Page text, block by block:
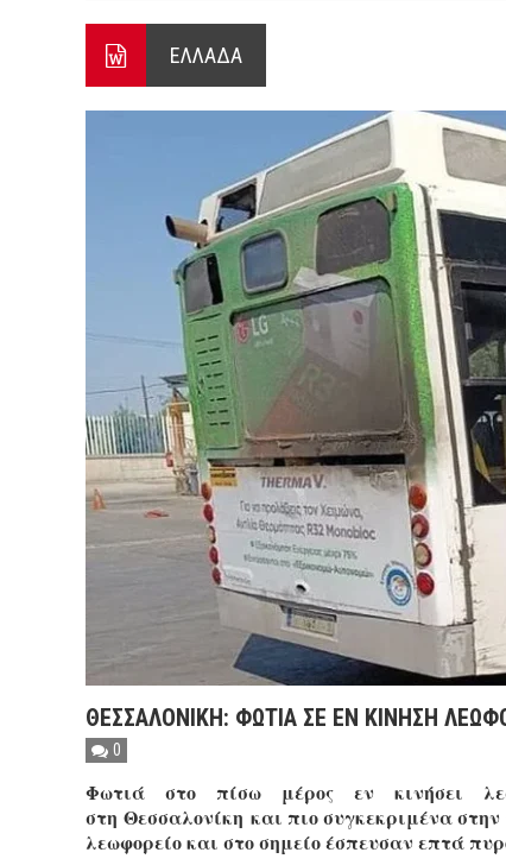
ΕΛΛΑΔΑ
ΘΕΣΣΑΛΟΝΙΚΗ: ΦΩΤΙΑ ΣΕ ΕΝ ΚΙΝΗΣΗ
0
Φωτιά στο πίσω μέρος εν κινήσει
στη Θεσσαλονίκη και πιο συγκεκριμένα
λεωφορείο και στο σημείο έσπευσαν επτά